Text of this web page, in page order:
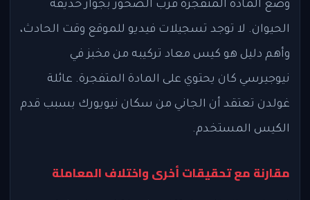
وضع المادة المتفجرة قرب الصخور بجوار حديقة
الحيوان. لا توجد تسجيلات فيديو للموقع وقت الحادث،
وأهم دليل هو كيس معاد تركيبه من مخبز في
نيوجيرسي كان يحتوي على المادة المتفجرة. عائلة
غولدن تعتقد أن الجاني من سكان نيويورك بسبب قدم
الكيس المستخدم.
مقارنة مع تحقيقات أخرى واختلاف المعاملة